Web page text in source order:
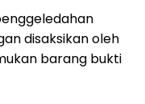
disaksikan oleh
barang bukti